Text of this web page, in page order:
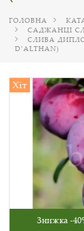
ГОЛОВНА
САДЖАНЦІ
СЛИВА
D’ALTHAN)
Хіт
Знижка -